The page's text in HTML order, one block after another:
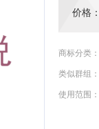
价格：
商标分类：
类似群组：
使用范围：